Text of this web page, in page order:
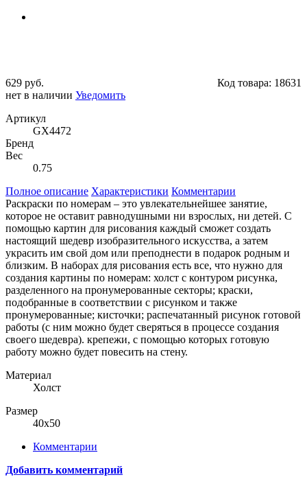
629 руб. Код товара: 18631
нет в наличии Уведомить
Артикул
GX4472
Бренд
Вес
0.75
Полное описание Характеристики Комментарии
Раскраски по номерам – это увлекательнейшее занятие,
которое не оставит равнодушными ни взрослых, ни детей. С
помощью картин для рисования каждый сможет создать
настоящий шедевр изобразительного искусства, а затем
украсить им свой дом или преподнести в подарок родным и
близким. В наборах для рисования есть все, что нужно для
создания картины по номерам: холст с контуром рисунка,
разделенного на пронумерованные секторы; краски,
подобранные в соответствии с рисунком и также
пронумерованные; кисточки; распечатанный рисунок готовой
работы (с ним можно будет сверяться в процессе создания
своего шедевра). крепежи, с помощью которых готовую
работу можно будет повесить на стену.
Материал
Холст
Размер
40x50
Комментарии
Добавить комментарий